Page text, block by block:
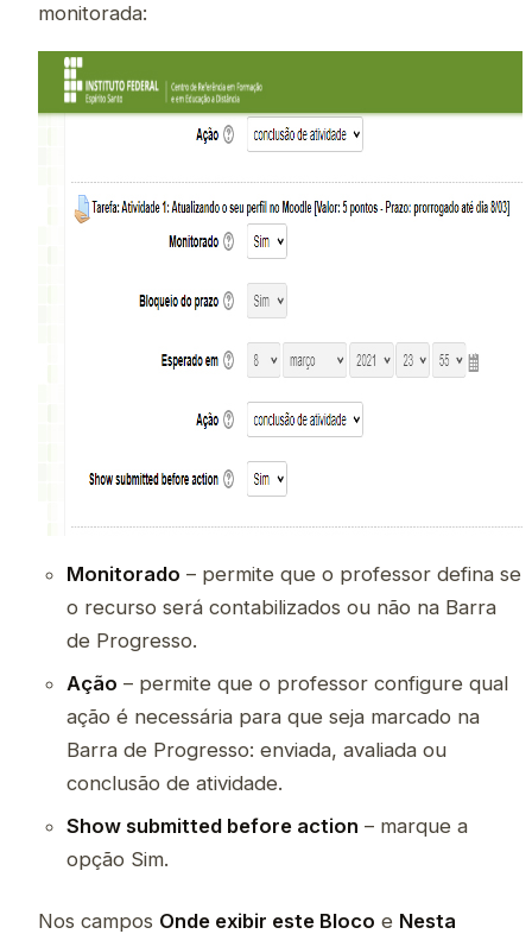
monitorada:
Monitorado – permite que o professor defina se
o recurso será contabilizados ou não na Barra
de Progresso.
Ação – permite que o professor configure qual
ação é necessária para que seja marcado na
Barra de Progresso: enviada, avaliada ou
conclusão de atividade.
Show submitted before action – marque a
opção Sim.
Nos campos Onde exibir este Bloco e Nesta